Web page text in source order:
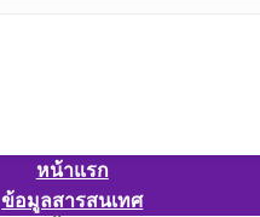
หน้าแรก
ข้อมูลสารสนเทศ